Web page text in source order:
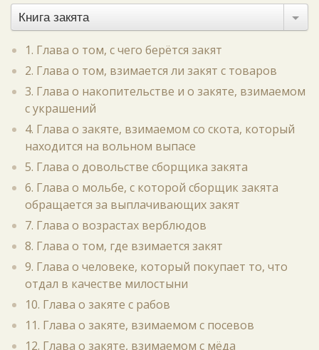
Книга закята
1. Глава о том, с чего берётся закят
2. Глава о том, взимается ли закят с товаров
3. Глава о накопительстве и о закяте, взимаемом
с украшений
4. Глава о закяте, взимаемом со скота, который
находится на вольном выпасе
5. Глава о довольстве сборщика закята
6. Глава о мольбе, с которой сборщик закята
обращается за выплачивающих закят
7. Глава о возрастах верблюдов
8. Глава о том, где взимается закят
9. Глава о человеке, который покупает то, что
отдал в качестве милостыни
10. Глава о закяте с рабов
11. Глава о закяте, взимаемом с посевов
12. Глава о закяте, взимаемом с мёда